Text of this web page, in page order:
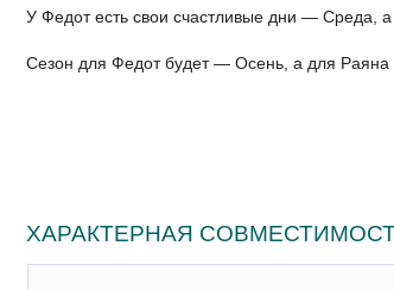
У Федот есть свои счастливые дни — Среда,
Сезон для Федот будет — Осень, а для
ХАРАКТЕРНАЯ